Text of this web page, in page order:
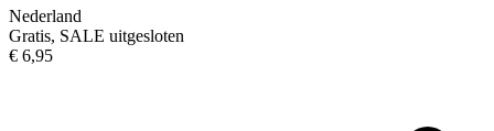
Nederland
Gratis, SALE uitgesloten
€ 6,95